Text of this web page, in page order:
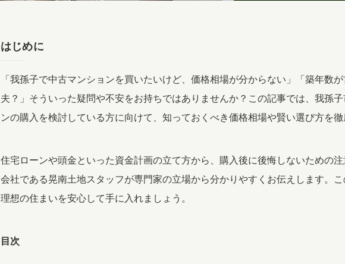
はじめに
「我孫子で中古マンションを買いたいけど、価格相場が分からない」「築年数
夫？」そういった疑問や不安をお持ちではありませんか？この記事では、我孫
ンの購入を検討している方に向けて、知っておくべき価格相場や賢い選び方を徹
住宅ローンや頭金といった資金計画の立て方から、購入後に後悔しないための
会社である晃南土地スタッフが専門家の立場から分かりやすくお伝えします。こ
理想の住まいを安心して手に入れましょう。
目次